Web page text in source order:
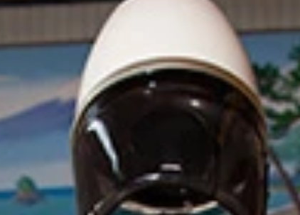
実が４年ぶりに美ボディを披露